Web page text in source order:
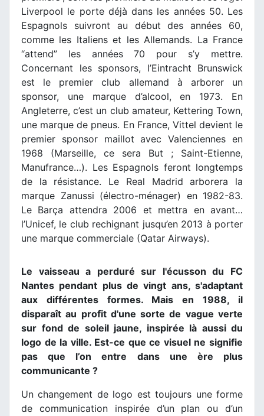
Liverpool le porte déjà dans les années 50. Les
Espagnols suivront au début des années 60,
comme les Italiens et les Allemands. La France
“attend” les années 70 pour s’y mettre.
Concernant les sponsors, l’Eintracht Brunswick
est le premier club allemand à arborer un
sponsor, une marque d’alcool, en 1973. En
Angleterre, c’est un club amateur, Kettering Town,
une marque de pneus. En France, Vittel devient le
premier sponsor maillot avec Valenciennes en
1968 (Marseille, ce sera But ; Saint-Etienne,
Manufrance…). Les Espagnols feront longtemps
de la résistance. Le Real Madrid arborera la
marque Zanussi (électro-ménager) en 1982-83.
Le Barça attendra 2006 et mettra en avant…
l’Unicef, le club rechignant jusqu’en 2013 à porter
une marque commerciale (Qatar Airways).
Le vaisseau a perduré sur l'écusson du FC
Nantes pendant plus de vingt ans, s'adaptant
aux différentes formes. Mais en 1988, il
disparaît au profit d'une sorte de vague verte
sur fond de soleil jaune, inspirée là aussi du
logo de la ville. Est-ce que ce visuel ne signifie
pas que l’on entre dans une ère plus
communicante ?
Un changement de logo est toujours une forme
de communication inspirée d’un plan ou d’un